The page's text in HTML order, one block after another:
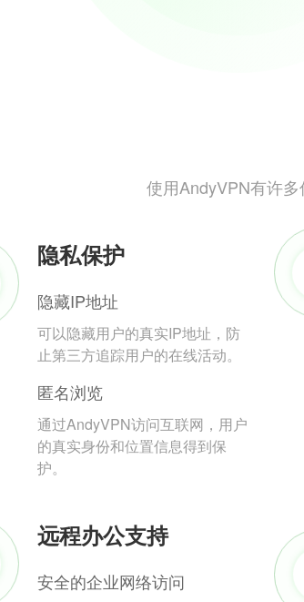
使用AndyVPN有许
隐私保护
隐藏IP地址
可以隐藏用户的真实IP地址，防
止第三方追踪用户的在线活动。
匿名浏览
通过AndyVPN访问互联网，用户
的真实身份和位置信息得到保
护。
远程办公支持
安全的企业网络访问